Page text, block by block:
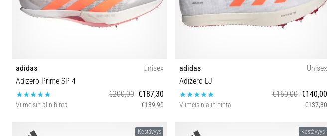
adidas
Unisex
Adizero Prime SP 4
€200,00 €187,30
Viimeisin alin hinta €139,90
36⅔ 37⅓ 38 38⅔ 39⅓ 40 40⅔ 41⅓ 42 42⅔ 43⅓
adidas
Unisex
Adizero LJ
€160,00 €140,00
Viimeisin alin hinta €137,30
36⅔ 37⅓ 38 38⅔ 40 40⅔ 41⅓ 42 42⅔ 43⅓ 44
Kestävyys Kestävyys